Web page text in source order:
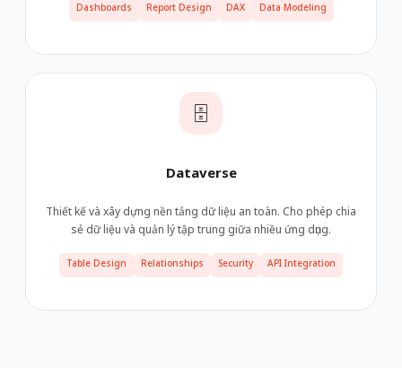
Dashboards Report Design DAX Data Modeling
🗄️
Dataverse
Thiết kế và xây dựng nền tảng dữ liệu an toàn. Cho phép chia
sẻ dữ liệu và quản lý tập trung giữa nhiều ứng dụng.
Table Design Relationships Security API Integration